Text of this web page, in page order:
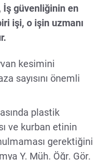
İş güvenliğinin en
işi, o işin uzmanı
kesimini
sayısını önemli
plastik
ve kurban etinin
gerektiğini
Y. Müh. Öğr. Gör.